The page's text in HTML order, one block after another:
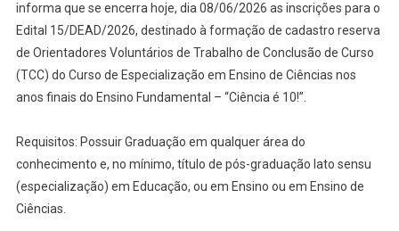
informa que se encerra hoje, dia 08/06/2026 as inscrições para o
Edital 15/DEAD/2026, destinado à formação de cadastro reserva
de Orientadores Voluntários de Trabalho de Conclusão de Curso
(TCC) do Curso de Especialização em Ensino de Ciências nos
anos finais do Ensino Fundamental – “Ciência é 10!”.
Requisitos: Possuir Graduação em qualquer área do
conhecimento e, no mínimo, título de pós-graduação lato sensu
(especialização) em Educação, ou em Ensino ou em Ensino de
Ciências.